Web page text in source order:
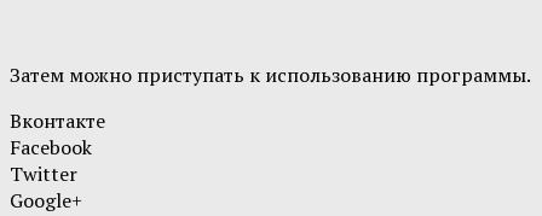
Затем можно приступать к использованию программы.
Вконтакте
Facebook
Twitter
Google+